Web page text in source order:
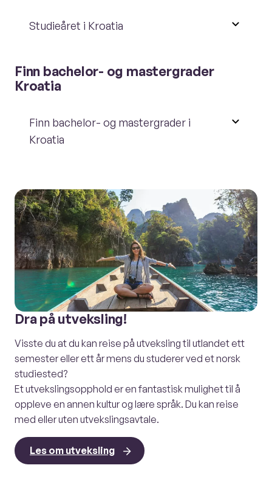
Studieåret i Kroatia
Finn bachelor- og mastergrader
Kroatia
Finn bachelor- og mastergrader i
Kroatia
Dra på utveksling!
Visste du at du kan reise på utveksling til utlandet ett
semester eller ett år mens du studerer ved et norsk
studiested?
Et utvekslingsopphold er en fantastisk mulighet til å
oppleve en annen kultur og lære språk. Du kan reise
med eller uten utvekslingsavtale.
Les om utveksling